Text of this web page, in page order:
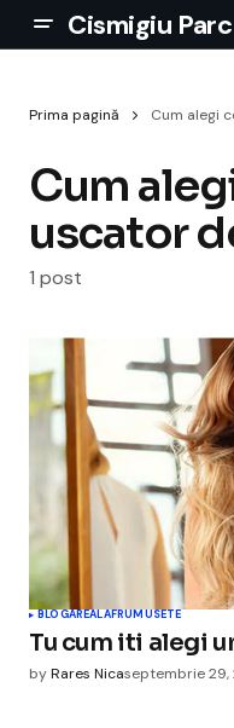
Cismigiu Parc
Prima pagină Cum alegi
Cum
uscator
1 post
BLOGAREALAFRUMUSETE
Tu cum iti alegi
byRares Nicaseptembrie 29,